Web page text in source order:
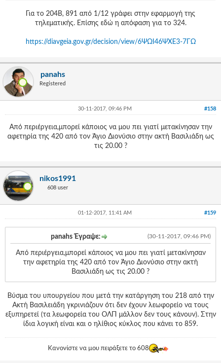
Για το 204Β, 891 από 1/12 γράφει στην εφαρμογή της
τηλεματικής. Επίσης εδώ η απόφαση για το 324.
https://diavgeia.gov.gr/decision/view/6ΨΩΙ46ΨΧΕ3-7ΓΩ
panahs
Registered
#158
30-11-2017, 09:46 PM
Aπό περιέργεια,μπορεί κάποιος να μου πει γιατί μετακίνησαν την
αφετηρία της 420 από τον Άγιο Διονύσιο στην ακτή Βασιλιάδη ως
τις 20.00 ?
nikos1991
608 user
#159
01-12-2017, 11:41 AM
(30-11-2017, 09:46 PM)
panahs Έγραψε:
Aπό περιέργεια,μπορεί κάποιος να μου πει γιατί μετακίνησαν
την αφετηρία της 420 από τον Άγιο Διονύσιο στην ακτή
Βασιλιάδη ως τις 20.00 ?
Βύσμα του υπουργείου που μετά την κατάργηση του 218 από την
Ακτή Βασιλειάδη γκρινιάζουν ότι δεν έχουν λεωφορείο να τους
εξυπηρετεί (τα λεωφορεία του ΟΛΠ μάλλον δεν τους κάνουν). Στην
ίδια λογική είναι και ο ηλίθιος κύκλος που κάνει το 859.
Κανονίστε να μου πειράξετε το 608